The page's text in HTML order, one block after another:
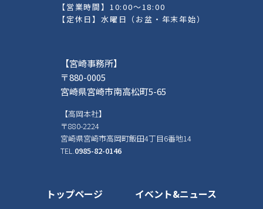
【営業時間】10:00～18:00
【定休日】水曜日（お盆・年末年始）
【宮崎事務所】
〒880-0005
宮崎県宮崎市南高松町5-65
【高岡本社】
〒880-2224
宮崎県宮崎市高岡町飯田4丁目6番地14
TEL. 0985-82-0146
トップページ
イベント&ニュース